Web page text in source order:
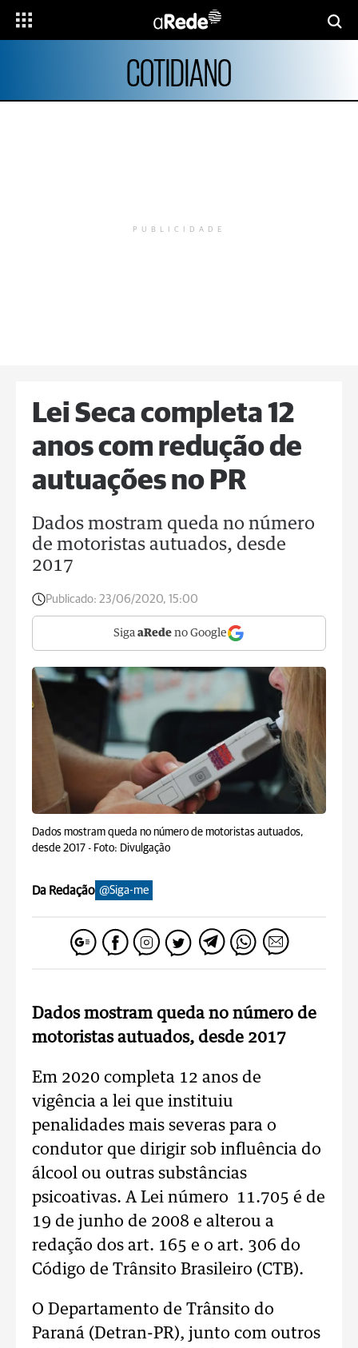
COTIDIANO
PUBLICIDADE
Lei Seca completa 12
anos com redução de
autuações no PR
Dados mostram queda no número
de motoristas autuados, desde
2017
Publicado: 23/06/2020, 15:00
Siga aRede no Google
Dados mostram queda no número de motoristas autuados,
desde 2017 - Foto: Divulgação
Da Redação @Siga-me
Dados mostram queda no número de
motoristas autuados, desde 2017
Em 2020 completa 12 anos de
vigência a lei que instituiu
penalidades mais severas para o
condutor que dirigir sob influência do
álcool ou outras substâncias
psicoativas. A Lei número 11.705 é de
19 de junho de 2008 e alterou a
redação dos art. 165 e o art. 306 do
Código de Trânsito Brasileiro (CTB).
O Departamento de Trânsito do
Paraná (Detran-PR), junto com outros